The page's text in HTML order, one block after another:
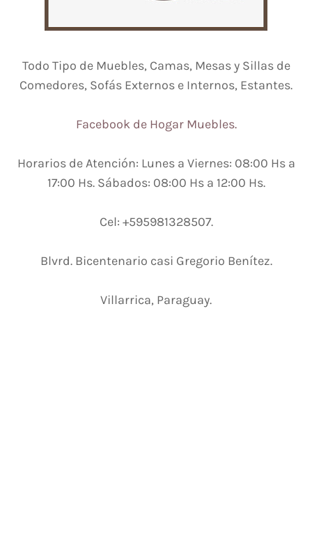
Todo Tipo de Muebles, Camas, Mesas y Sillas de
Comedores, Sofás Externos e Internos, Estantes.
Facebook de Hogar Muebles.
Horarios de Atención: Lunes a Viernes: 08:00 Hs a
17:00 Hs. Sábados: 08:00 Hs a 12:00 Hs.
Cel: +595981328507.
Blvrd. Bicentenario casi Gregorio Benítez.
Villarrica, Paraguay.